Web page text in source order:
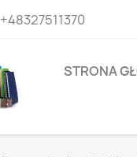
+48327511370
STRONA